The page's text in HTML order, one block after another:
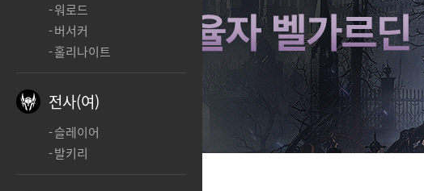
워로드
버서커
홀리나이트
전사(여)
슬레이어
발키리